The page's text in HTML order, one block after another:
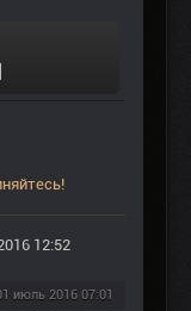
12:52
июль 2016 07:01